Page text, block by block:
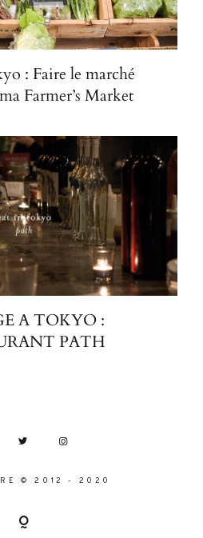
: Faire le marché
Farmer’s Market
A TOKYO :
PATH
© 2012 - 2020